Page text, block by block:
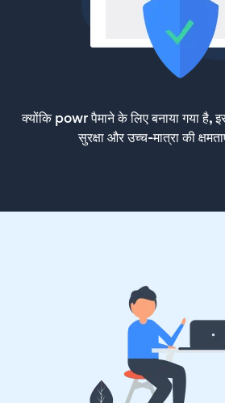
क्योंकि powr पैमाने के लिए बनाया गया है,
सुरक्षा और उच्च-मात्रा की